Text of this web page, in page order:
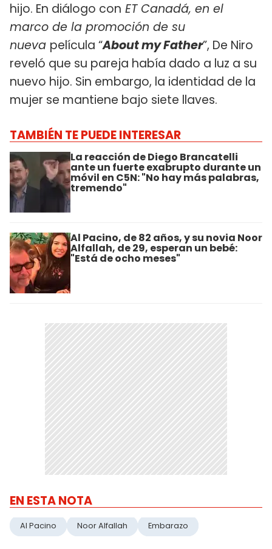
hijo. En diálogo con ET Canadá, en el
marco de la promoción de su
nueva película “About my Father”, De Niro
reveló que su pareja había dado a luz a su
nuevo hijo. Sin embargo, la identidad de la
mujer se mantiene bajo siete llaves.
TAMBIÉN TE PUEDE INTERESAR
La reacción de Diego Brancatelli
ante un fuerte exabrupto durante un
móvil en C5N: "No hay más palabras,
tremendo"
Al Pacino, de 82 años, y su novia Noor
Alfallah, de 29, esperan un bebé:
"Está de ocho meses"
EN ESTA NOTA
Al Pacino Noor Alfallah Embarazo